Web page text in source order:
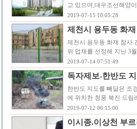
고 있으며,대우조선해양
2019-07-15 10:05:28
제천시 용두동 화
제천시 용두동 화재 참사
뒤 업체를 선정해 지난 3
2019-07-14 07:51:49
독자제보-한반도
한반도 지도를 빼닮은 조
에 위치한 청풍 북진 드
2019-07-12 06:15:00
이시종.이상천 부